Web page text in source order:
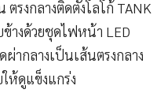
รงกลางติดตั้งโลโก้ TANK
างด้วยชุดไฟหน้า LED
ากลางเป็นเส้นตรงกลาง
ดูแข็งแกร่ง